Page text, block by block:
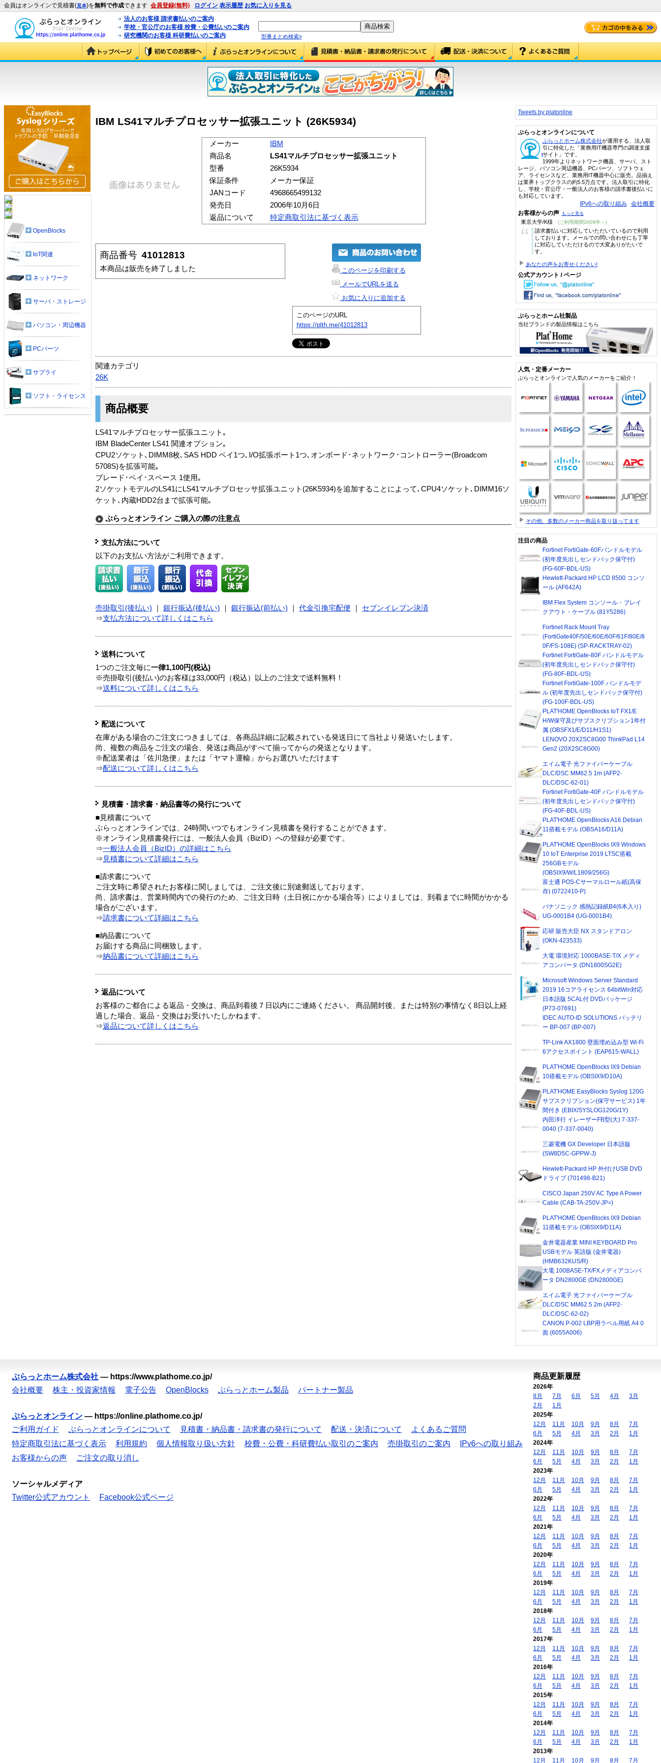
会員はオンラインで見積書(見本)を無料で作成できます 会員登録(無料) ログイン 表示履歴 お気に入りを見る
法人のお客様 請求書払いのご案内
学校・官公庁のお客様 校費・公費払いのご案内
研究機関のお客様 科研費払いのご案内
型番まとめ検索»
IBM LS41マルチプロセッサー拡張ユニット (26K5934)
メーカー
IBM
商品名
LS41マルチプロセッサー拡張ユニット
型番
26K5934
保証条件
メーカー保証
JANコード
4968665499132
発売日
2006年10月6日
返品について
特定商取引法に基づく表示
商品番号 41012813
本商品は販売を終了しました
このページを印刷する
メールでURLを送る
お気に入りに追加する
このページのURL
https://plth.me/41012813
関連カテゴリ
26K
商品概要
LS41マルチプロセッサー拡張ユニット｡
IBM BladeCenter LS41 関連オプション｡
CPU2ソケット､DIMM8枚､SAS HDD ベイ1つ､I/O拡張ポート1つ､オンボード･ネットワーク･コントローラー(Broadcom
5708S)を拡張可能｡
ブレード･ベイ･スペース 1使用｡
2ソケットモデルのLS41にLS41マルチプロセッサ拡張ユニット(26K5934)を追加することによって､CPU4ソケット､DIMM16ソ
ケット､内蔵HDD2台まで拡張可能｡
ぷらっとオンライン ご購入の際の注意点
支払方法について
以下のお支払い方法がご利用できます。
売掛取引(後払い) 銀行振込(後払い) 銀行振込(前払い) 代金引換宅配便
セブンイレブン決済
⇒支払方法について詳しくはこちら
送料について
1つのご注文毎に一律1,100円(税込)
※売掛取引(後払い)のお客様は33,000円（税込）以上のご注文で送料無料！
⇒送料について詳しくはこちら
配送について
在庫がある場合のご注文につきましては、各商品詳細に記載されている発送日にて当社より発送いたします。
尚、複数の商品をご注文の場合、発送は商品がすべて揃ってからの発送となります。
※配送業者は「佐川急便」または「ヤマト運輸」からお選びいただけます
⇒配送について詳しくはこちら
見積書・請求書・納品書等の発行について
■見積書について
ぷらっとオンラインでは、24時間いつでもオンライン見積書を発行することができます。
※オンライン見積書発行には、一般法人会員（BizID）への登録が必要です。
⇒一般法人会員（BizID）の詳細はこちら
⇒ 見積書について詳細はこちら
■請求書について
ご注文時に希望されたお客様に関しましては、ご注文後に別途郵送しております。
尚、請求書は、営業時間内での発行のため、ご注文日時（土日祝にかかる場合等）によりましては、到着までに時間がかかる
場合がございます。
⇒請求書について詳細はこちら
■納品書について
お届けする商品に同梱致します。
⇒納品書について詳細はこちら
返品について
お客様のご都合による返品・交換は、商品到着後７日以内にご連絡ください。 商品開封後、または特別の事情なく8日以上経
過した場合、返品・交換はお受けいたしかねます。
⇒返品について詳しくはこちら
OpenBlocks
IoT関連
ネットワーク
サーバ・ストレージ
パソコン・周辺機器
PCパーツ
サプライ
ソフト・ライセンス
Tweets by platonline
ぷらっとオンラインについて
ぷらっとホーム株式会社が運用する、法人取
引に特化した「業務用IT機器専門の調達支援
サイト」です。
1999年よりネットワーク機器、サーバ、スト
レージ、パソコン周辺機器、PCパーツ、ソフトウェ
ア、ライセンスなど、業務用IT機器中心に販売。品揃え
は業界トップクラスの約5.5万点です。法人取引に特化
し、学校・官公庁・一般法人のお客様の請求書後払いに
も対応しています。
IPv6への取り組み 会社概要
お客様からの声 もっと見る
東京大学/K様 (ご利用期間2009年～)
“
請求書払いに対応していただいているので利用
しております。メールでの問い合わせにも丁寧
に対応していただけるので大変ありがたいで
す。
あなたの声をお寄せください!
公式アカウント / ページ
ぷらっとホーム社製品
当社ブランドの製品情報はこちら
人気・定番メーカー
ぷらっとオンラインで人気のメーカーをご紹介！
その他、多数のメーカー商品を取り扱ってます
注目の商品
Fortinet FortiGate-60Fバンドルモデル
(初年度先出しセンドバック保守付)
(FG-60F-BDL-US)
Hewlett-Packard HP LCD 8500 コンソ
ール (AF642A)
IBM Flex System コンソール・ブレイ
クアウト・ケーブル (81Y5286)
Fortinet Rack Mount Tray
(FortiGate40F/50E/60E/60F/61F/80E/8
0F/FS-108E) (SP-RACKTRAY-02)
Fortinet FortiGate-80F バンドルモデル
(初年度先出しセンドバック保守付)
(FG-80F-BDL-US)
Fortinet FortiGate-100F バンドルモデ
ル (初年度先出しセンドバック保守付)
(FG-100F-BDL-US)
PLAT'HOME OpenBlocks IoT FX1/E
H/W保守及びサブスクリプション1年付
属 (OBSFX1/E/D11/H1S1)
LENOVO 20X2SC8G00 ThinkPad L14
Gen2 (20X2SC8G00)
エイム電子 光ファイバーケーブル
DLC/DSC MM62.5 1m (AFP2-
DLC/DSC-62-01)
Fortinet FortiGate-40F バンドルモデル
(初年度先出しセンドバック保守付)
(FG-40F-BDL-US)
PLAT'HOME OpenBlocks A16 Debian
11搭載モデル (OBSA16/D11A)
PLAT'HOME OpenBlocks IX9 Windows
10 IoT Enterprise 2019 LTSC搭載
256GBモデル
(OBSIX9/W/L1809/256G)
富士通 POS-Cサーマルロール紙(高保
存) (0722410-P)
パナソニック 感熱記録紙B4(6本入り)
UG-0001B4 (UG-0001B4)
応研 販売大臣 NX スタンドアロン
(OKN-423533)
大電 環境対応 1000BASE-T/X メディ
アコンバータ (DN1800SG2E)
Microsoft Windows Server Standard
2019 16コアライセンス 64bitWin対応
日本語版 5CAL付 DVDパッケージ
(P73-07691)
IDEC AUTO-ID SOLUTIONS バッテリ
ー BP-007 (BP-007)
TP-Link AX1800 壁面埋め込み型 Wi-Fi
6アクセスポイント (EAP615-WALL)
PLAT'HOME OpenBlocks IX9 Debian
10搭載モデル (OBSIX9/D10A)
PLAT'HOME EasyBlocks Syslog 120G
サブスクリプション(保守サービス) 1年
間付き (EBIX/SYSLOG120G/1Y)
内田洋行 イレーザーFB型(大) 7-337-
0040 (7-337-0040)
三菱電機 GX Developer 日本語版
(SW8D5C-GPPW-J)
Hewlett-Packard HP 外付けUSB DVD
ドライブ (701498-B21)
CISCO Japan 250V AC Type A Power
Cable (CAB-TA-250V-JP=)
PLAT'HOME OpenBlocks IX9 Debian
11搭載モデル (OBSIX9/D11A)
金井電器産業 MINI KEYBOARD Pro
USBモデル 英語版 (金井電器)
(HMB632KUS/R)
大電 100BASE-TX/FXメディアコンバ
ータ DN2800GE (DN2800GE)
エイム電子 光ファイバーケーブル
DLC/DSC MM62.5 2m (AFP2-
DLC/DSC-62-02)
CANON P-002 LBP用ラベル用紙 A4 0
面 (6055A006)
ぷらっとホーム株式会社 — https://www.plathome.co.jp/
会社概要
株主・投資家情報 電子公告 OpenBlocks ぷらっとホーム製品 パートナー製品
ぷらっとオンライン — https://online.plathome.co.jp/
ご利用ガイド
ぷらっとオンラインについて 見積書・納品書・請求書の発行について 配送・決済について
よくあるご質問
特定商取引法に基づく表示
利用規約 個人情報取り扱い方針 校費・公費・科研費払い取引のご案内 売掛取引のご案内
IPv6への取り組み
お客様からの声
ご注文の取り消し
ソーシャルメディア
Twitter公式アカウント
Facebook公式ページ
商品更新履歴
2026年
8月
7月 6月 5月 4月
3月
2月
1月
2025年
12月
11月 10月 9月 8月
7月
6月
5月 4月 3月 2月
1月
2024年
12月
11月 10月 9月 8月
7月
6月
5月 4月 3月 2月
1月
2023年
12月
11月 10月 9月 8月
7月
6月
5月 4月 3月 2月
1月
2022年
12月
11月 10月 9月 8月
7月
6月
5月 4月 3月 2月
1月
2021年
12月
11月 10月 9月 8月
7月
6月
5月 4月 3月 2月
1月
2020年
12月
11月 10月 9月 8月
7月
6月
5月 4月 3月 2月
1月
2019年
12月
11月 10月 9月 8月
7月
6月
5月 4月 3月 2月
1月
2018年
12月
11月 10月 9月 8月
7月
6月
5月 4月 3月 2月
1月
2017年
12月
11月 10月 9月 8月
7月
6月
5月 4月 3月 2月
1月
2016年
12月
11月 10月 9月 8月
7月
6月
5月 4月 3月 2月
1月
2015年
12月
11月 10月 9月 8月
7月
6月
5月 4月 3月 2月
1月
2014年
12月
11月 10月 9月 8月
7月
6月
5月 4月 3月 2月
1月
2013年
12月
11月 10月 9月 8月 7月